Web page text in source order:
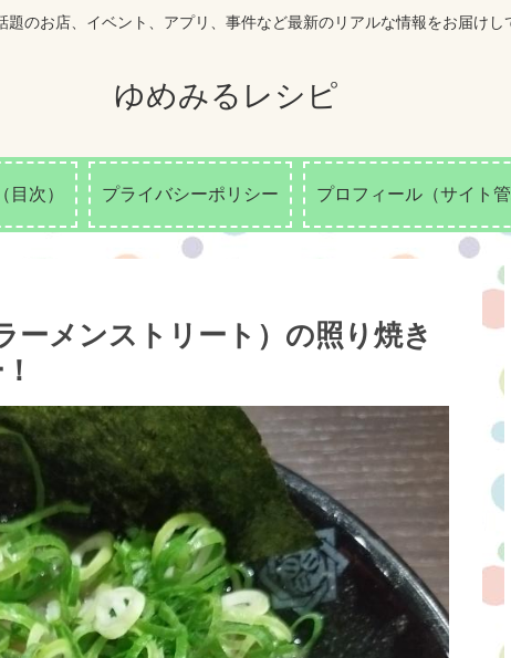
題のお店、イベント、アプリ、事件など最新のリアルな情報をお届けし
ゆめみるレシピ
目次） プライバシーポリシー プロフィール（サイト管
ーメンストリート）の照り焼き